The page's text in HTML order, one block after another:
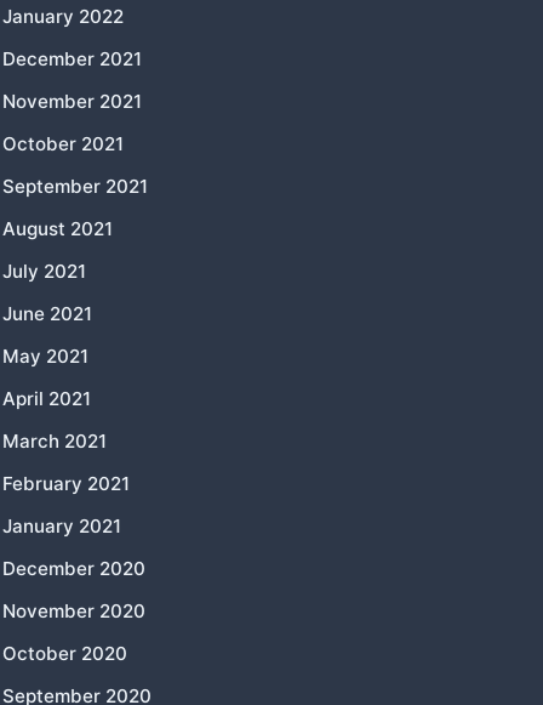
January 2022
December 2021
November 2021
October 2021
September 2021
August 2021
July 2021
June 2021
May 2021
April 2021
March 2021
February 2021
January 2021
December 2020
November 2020
October 2020
September 2020